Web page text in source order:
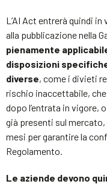
L’AI Act entrerà quindi
alla pubblicazione nella
pienamente
disposizioni
diverse, come i divieti
rischio inaccettabile,
dopo l’entrata in vigore,
già presenti sul mercato,
mesi per garantire la
Regolamento.
Le aziende devono